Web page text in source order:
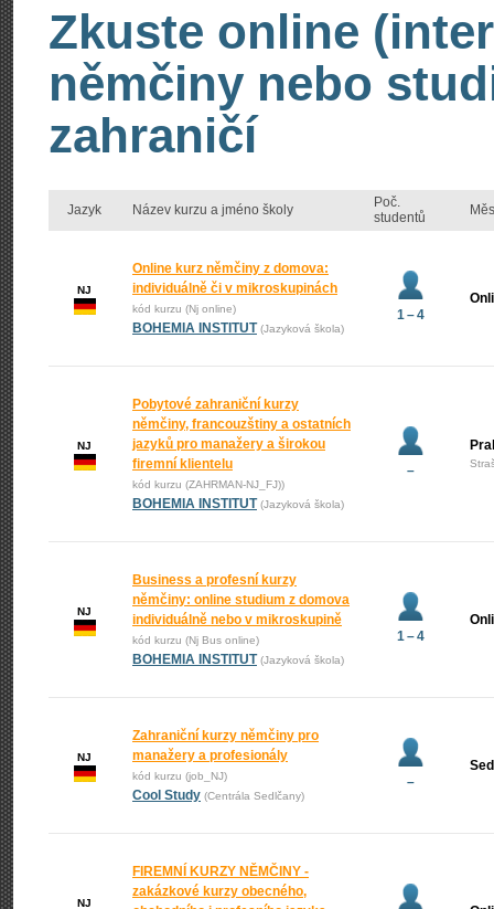
Zkuste online
němčiny nebo
zahraničí
Jazyk Název kurzu a jméno školy
Poč.
studentů
NJ
Online kurz němčiny z domova:
individuálně či v mikroskupinách
kód kurzu (Nj online)
BOHEMIA INSTITUT (Jazyková škola)
1 – 4
NJ
Pobytové zahraniční kurzy
němčiny, francouzštiny a ostatních
jazyků pro manažery a širokou
firemní klientelu
kód kurzu (ZAHRMAN-NJ_FJ))
BOHEMIA INSTITUT (Jazyková škola)
–
NJ
Business a profesní kurzy
němčiny: online studium z domova
individuálně nebo v mikroskupině
kód kurzu (Nj Bus online)
BOHEMIA INSTITUT (Jazyková škola)
1 – 4
NJ
Zahraniční kurzy němčiny pro
manažery a profesionály
kód kurzu (job_NJ)
Cool Study (Centrála Sedlčany)
–
NJ
FIREMNÍ KURZY NĚMČINY -
zakázkové kurzy obecného,